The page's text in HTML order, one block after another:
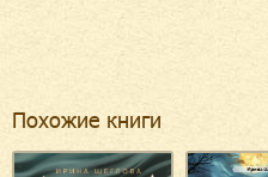
Похожие книги